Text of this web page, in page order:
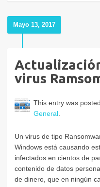
Mayo 13, 2017
virus
This entry was
General
Un virus de tipo
Windows está causando
infectados en cientos de
contenido de datos
de dinero, que en ningún